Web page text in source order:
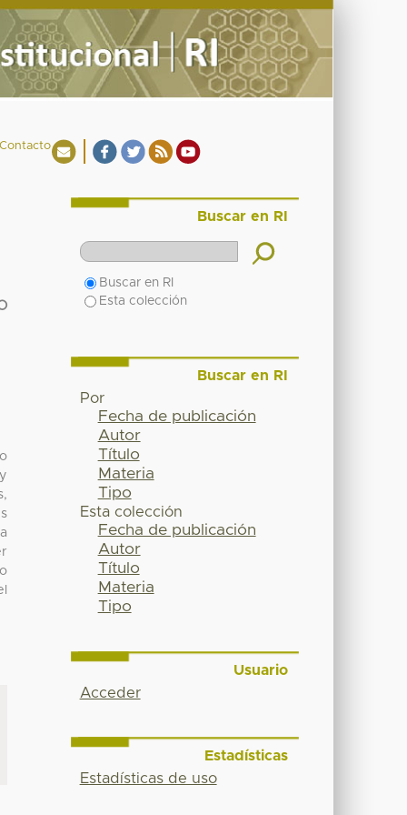
Buscar en RI
Buscar en RI
Esta colección
Buscar en RI
Por
Fecha de publicación
Autor
Título
Materia
Tipo
Esta colección
Fecha de publicación
Autor
Título
Materia
Tipo
Usuario
Acceder
Estadísticas
Estadísticas de uso